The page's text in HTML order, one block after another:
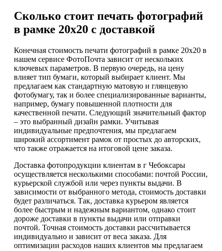
Сколько стоит печать фотографий
в рамке 20х20 с доставкой
Конечная стоимость печати фотографий в рамке 20х20 в
нашем сервисе ФотоПочта зависит от нескольких
ключевых параметров. В первую очередь, на цену
влияет тип бумаги, который выбирает клиент. Мы
предлагаем как стандартную матовую и глянцевую
фотобумагу, так и более специализированные варианты,
например, бумагу повышенной плотности для
качественной печати. Следующий значительный фактор
– это выбранный дизайн рамки. Учитывая
индивидуальные предпочтения, мы предлагаем
широкий ассортимент рамок от простых до авторских,
что также отражается на итоговой цене заказа.
Доставка фотопродукции клиентам в г Чебоксары
осуществляется несколькими способами: почтой России,
курьерской службой или через пункты выдачи. В
зависимости от выбранного метода, стоимость доставки
будет различаться. Так, доставка курьером является
более быстрым и надежным вариантом, однако стоит
дороже доставки в пункты выдачи или отправки
почтой. Точная стоимость доставки рассчитывается
индивидуально и зависит от веса заказа. Для
оптимизации расходов наших клиентов мы предлагаем